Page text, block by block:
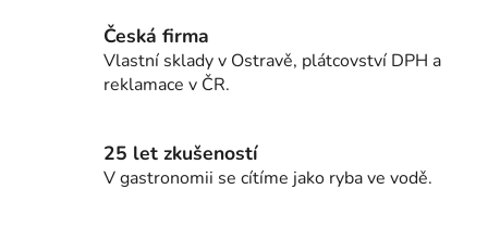
y
p
i
s
Česká firma
Vlastní sklady v Ostravě, plátcovství DPH a
reklamace v ČR.
25 let zkušeností
V gastronomii se cítíme jako ryba ve vodě.